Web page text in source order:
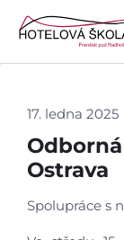
17. ledna 2025
Ostrava
Spolupráce s